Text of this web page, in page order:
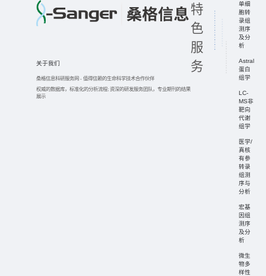
关于我们
桑格信息科研服务网 - 值得信赖的生命科学技术合作伙伴
权威的数据库，标准化的分析流程; 资深的研发服务团队，专业期刊的结果
展示
特
色
服
务
单细
胞转
录组
测序
及分
析
Astral
蛋白
组学
LC-
MS非
靶向
代谢
组学
医学/
真核
有参
转录
组测
序与
分析
宏基
因组
测序
及分
析
微生
物多
样性